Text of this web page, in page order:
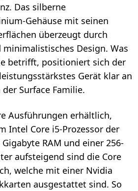
Das silberne
Gehäuse mit seinen
überzeugt durch
Design. Was
betrifft, positioniert sich der
Gerät klar an
Surface Familie.
Ausführungen erhältlich,
Intel Core i5-Prozessor der
RAM und einer 256-
aufsteigend sind die Core
welche mit einer Nvidia
ausgestattet sind. So